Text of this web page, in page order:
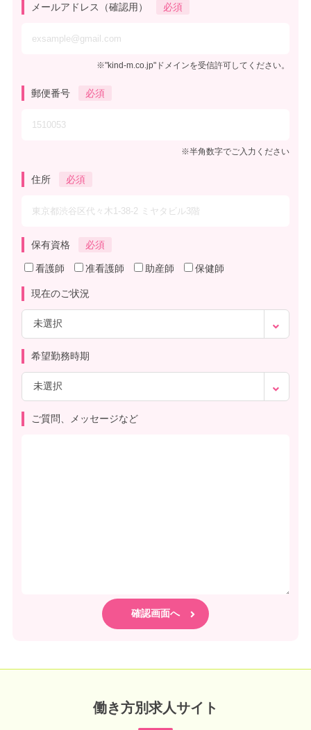
メールアドレス（確認用） 必須
※"kind-m.co.jp"ドメインを受信許可してください。
郵便番号 必須
※半角数字でご入力ください
住所 必須
保有資格 必須
看護師 准看護師 助産師 保健師
現在のご状況
希望勤務時期
ご質問、メッセージなど
働き方別求人サイト